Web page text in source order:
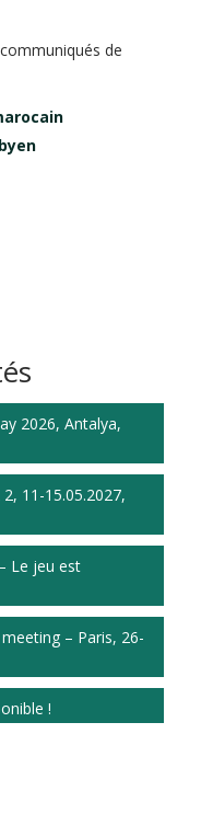
de
2026, Antalya,
11-15.05.2027,
Le jeu est
– Paris, 26-
!